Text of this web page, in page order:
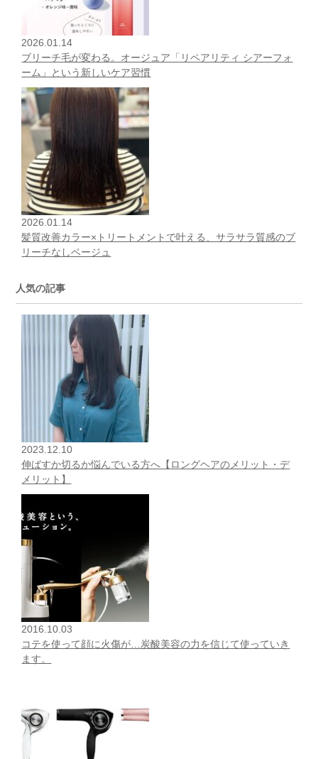
2026.01.14
ブリーチ毛が変わる。オージュア「リペアリティ シアーフォ
ーム」という新しいケア習慣
2026.01.14
髪質改善カラー×トリートメントで叶える、サラサラ質感のブ
リーチなしベージュ
人気の記事
2023.12.10
伸ばすか切るか悩んでいる方へ【ロングヘアのメリット・デ
メリット】
2016.10.03
コテを使って顔に火傷が…炭酸美容の力を信じて使っていき
ます。